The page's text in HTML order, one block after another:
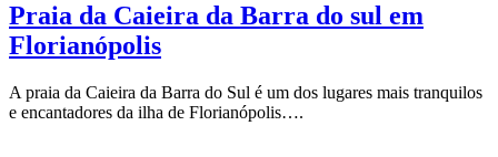
Praia da Caieira da Barra do sul em
Florianópolis
A praia da Caieira da Barra do Sul é um dos lugares mais tranquilos
e encantadores da ilha de Florianópolis….